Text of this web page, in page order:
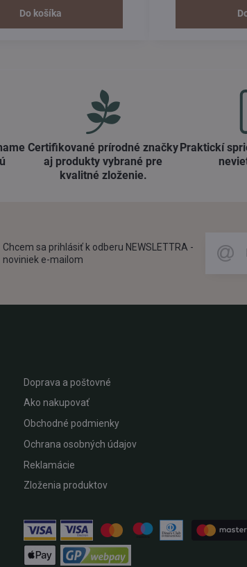
Do košíka
Certifikované prírodné značky
aj produkty vybrané pre
kvalitné zloženie​.
Praktickí
Chcem sa prihlásiť k odberu NEWSLETTRA -
noviniek e-mailom
Doprava a poštovné
Ako nakupovať
Obchodné podmienky
Ochrana osobných údajov
Reklamácie
Zloženia produktov